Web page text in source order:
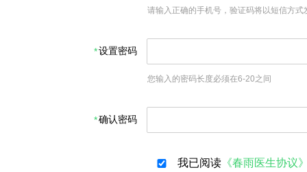
请输入正确的手机号，验证码将以短信方式
设置密码
您输入的密码长度必须在6-20之间
确认密码
我已阅读 《春雨医生协议